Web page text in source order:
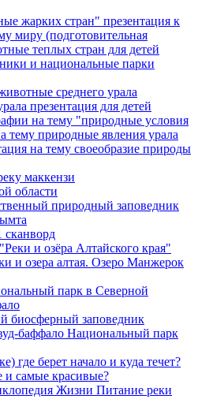
жарких стран" презентация к
миру (подготовительная
теплых стран для детей
и национальные парки
среднего урала
презентация для детей
на тему "природные условия
тему природные явления урала
на тему своеобразие природы
маккензи
области
природный заповедник
сканворд
и озёра Алтайского края"
и озера алтая. Озеро Манжерок
парк в Северной
биосферный заповедник
баффало Национальный парк
где берет начало и куда течет?
самые красивые?
Жизни Питание реки